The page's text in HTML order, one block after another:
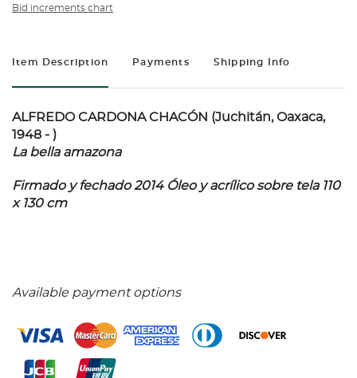
Bid increments chart
Item Description Payments Shipping Info
ALFREDO CARDONA CHACÓN (Juchitán, Oaxaca,
1948 - )
La bella amazona
Firmado y fechado 2014 Óleo y acrílico sobre tela 110
x 130 cm
Available payment options